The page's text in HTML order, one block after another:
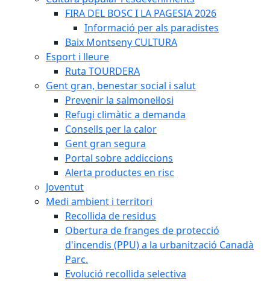
FIRA DEL BOSC I LA PAGESIA 2026
Informació per als paradistes
Baix Montseny CULTURA
Esport i lleure
Ruta TOURDERA
Gent gran, benestar social i salut
Prevenir la salmonel·losi
Refugi climàtic a demanda
Consells per la calor
Gent gran segura
Portal sobre addiccions
Alerta productes en risc
Joventut
Medi ambient i territori
Recollida de residus
Obertura de franges de protecció
d'incendis (PPU) a la urbanització Canadà
Parc.
Evolució recollida selectiva